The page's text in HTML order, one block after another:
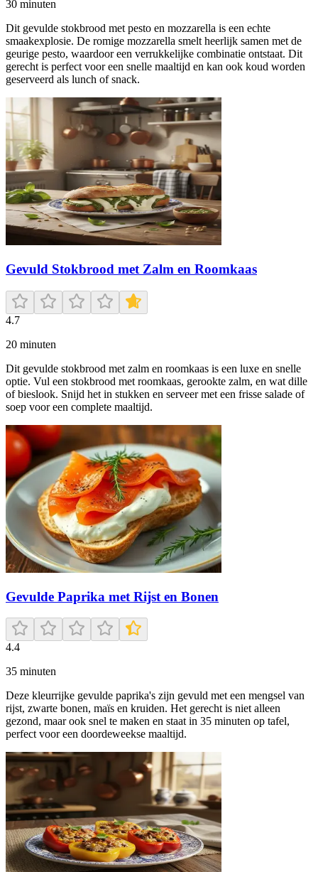
30 minuten
Dit gevulde stokbrood met pesto en mozzarella is een echte
smaakexplosie. De romige mozzarella smelt heerlijk samen met de
geurige pesto, waardoor een verrukkelijke combinatie ontstaat. Dit
gerecht is perfect voor een snelle maaltijd en kan ook koud worden
geserveerd als lunch of snack.
Gevuld Stokbrood met Zalm en Roomkaas
4.7
20 minuten
Dit gevulde stokbrood met zalm en roomkaas is een luxe en snelle
optie. Vul een stokbrood met roomkaas, gerookte zalm, en wat dille
of bieslook. Snijd het in stukken en serveer met een frisse salade of
soep voor een complete maaltijd.
Gevulde Paprika met Rijst en Bonen
4.4
35 minuten
Deze kleurrijke gevulde paprika's zijn gevuld met een mengsel van
rijst, zwarte bonen, maïs en kruiden. Het gerecht is niet alleen
gezond, maar ook snel te maken en staat in 35 minuten op tafel,
perfect voor een doordeweekse maaltijd.